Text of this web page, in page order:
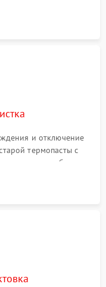
питания GPU и
и отключение
термопасты с
с банок
от пыли и окислов.